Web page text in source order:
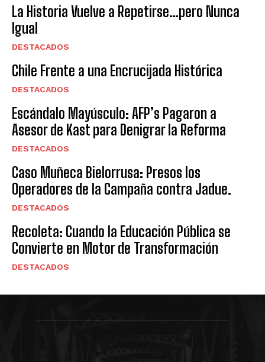
La Historia Vuelve a Repetirse…pero Nunca
Igual
DESTACADOS
Chile Frente a una Encrucijada Histórica
DESTACADOS
Escándalo Mayúsculo: AFP’s Pagaron a
Asesor de Kast para Denigrar la Reforma
DESTACADOS
Caso Muñeca Bielorrusa: Presos los
Operadores de la Campaña contra Jadue.
DESTACADOS
Recoleta: Cuando la Educación Pública se
Convierte en Motor de Transformación
DESTACADOS